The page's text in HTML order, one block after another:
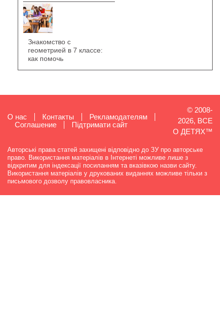
Знакомство с
геометрией в 7 классе:
как помочь
О нас Контакты
Рекламодателям
Cоглашение
Підтримати сайт
© 2008-
2026, ВСЕ
О ДЕТЯХ™
Авторські права статей захищені відповідно до ЗУ про авторське
право. Використання матеріалів в Інтернеті можливе лише з
відкритим для індексації посиланням та вказівкою назви сайту.
Використання матеріалів у друкованих виданнях можливе тільки з
письмового дозволу правовласника.